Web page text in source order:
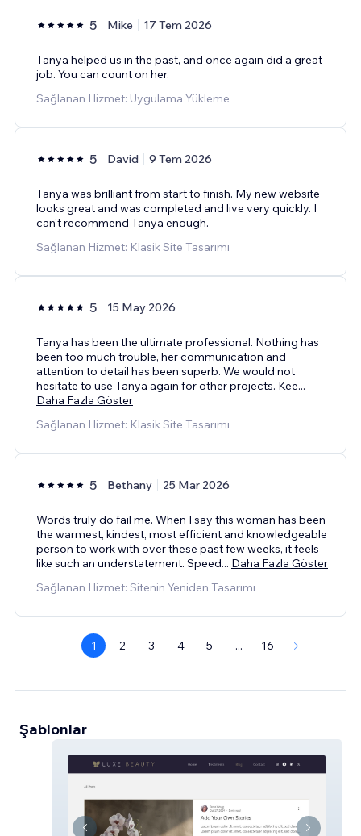
5 Mike 17 Tem 2026
Tanya helped us in the past, and once again did a great
job. You can count on her.
Sağlanan Hizmet: Uygulama Yükleme
5 David 9 Tem 2026
Tanya was brilliant from start to finish. My new website
looks great and was completed and live very quickly. I
can't recommend Tanya enough.
Sağlanan Hizmet: Klasik Site Tasarımı
5 15 May 2026
Tanya has been the ultimate professional. Nothing has
been too much trouble, her communication and
attention to detail has been superb. We would not
hesitate to use Tanya again for other projects. Kee...
Daha Fazla Göster
Sağlanan Hizmet: Klasik Site Tasarımı
5 Bethany 25 Mar 2026
Words truly do fail me. When I say this woman has been
the warmest, kindest, most efficient and knowledgeable
person to work with over these past few weeks, it feels
like such an understatement. Speed... Daha Fazla Göster
Sağlanan Hizmet: Sitenin Yeniden Tasarımı
1 2 3 4 5 ... 16
Şablonlar